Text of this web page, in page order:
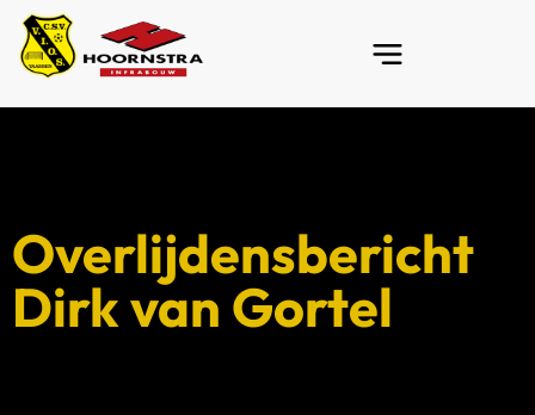
Overlijdensbericht
Dirk van Gortel